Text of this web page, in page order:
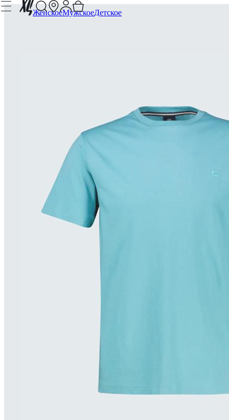
ЖенскоеМужскоеДетское